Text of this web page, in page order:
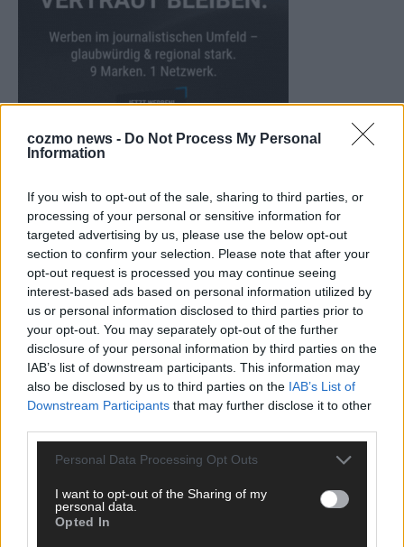
cozmo news - Do Not Process My Personal
Information
If you wish to opt-out of the sale, sharing to third parties, or
processing of your personal or sensitive information for
targeted advertising by us, please use the below opt-out
section to confirm your selection. Please note that after your
opt-out request is processed you may continue seeing
interest-based ads based on personal information utilized by
us or personal information disclosed to third parties prior to
your opt-out. You may separately opt-out of the further
disclosure of your personal information by third parties on the
IAB’s list of downstream participants. This information may
also be disclosed by us to third parties on the IAB’s List of
Downstream Participants that may further disclose it to other
Personal Data Processing Opt Outs
I want to opt-out of the Sharing of my
personal data.
Opted In
CHECK UNS AUF FACEBOOK